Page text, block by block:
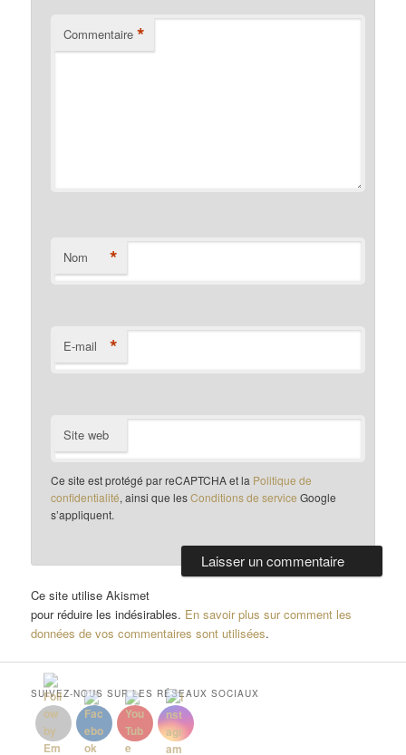
Commentaire *
Nom *
E-mail *
Site web
Ce site est protégé par reCAPTCHA et la Politique de
confidentialité, ainsi que lesConditions de service Google
s’appliquent.
Ce site utilise Akismet
pour réduire les indésirables. En savoir plus sur comment les
données de vos commentaires sont utilisées.
SUIVEZ-NOUS SUR LES RÉSEAUX SOCIAUX